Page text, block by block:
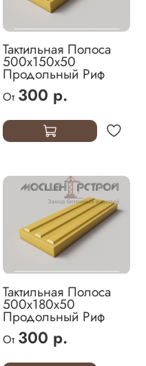
Тактильная Полоса
500х150х50
Продольный Риф
От 300 р.
Тактильная Полоса
500х180х50
Продольный Риф
От 300 р.